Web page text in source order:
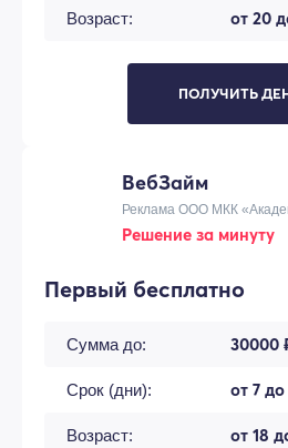
Возраст: от 20
ПОЛУЧИТЬ
ВебЗайм
Реклама ООО МКК
Решение за минуту
Первый бесплатно
Сумма до: 30000
Срок (дни): от 7
Возраст: от 18